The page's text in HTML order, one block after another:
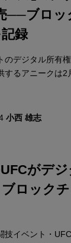
──ブロッ
録
のデジタル所有
するアニークは2
小西 雄志
がデ
ロック
技イベント・